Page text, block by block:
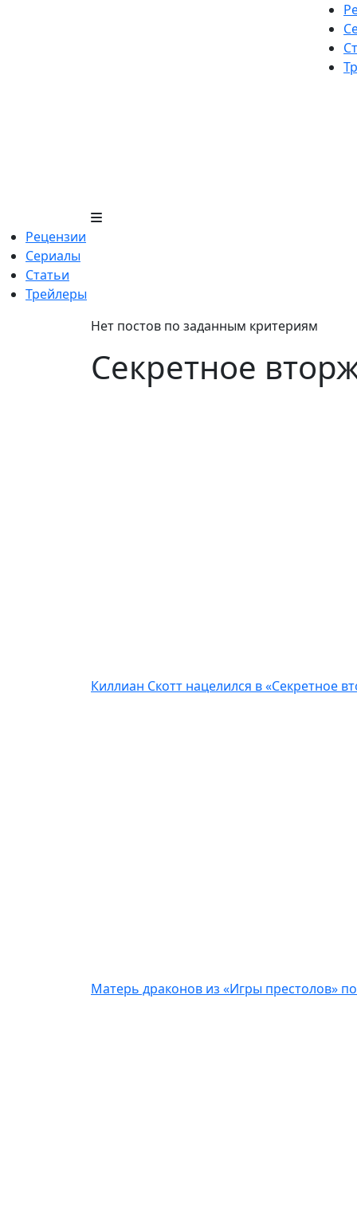
Рецензии
Сериалы
Статьи
Трейлеры
Нет постов по заданным критериям
Секретное
Киллиан Скотт нацелился в «Секретное
Матерь драконов из «Игры престолов»